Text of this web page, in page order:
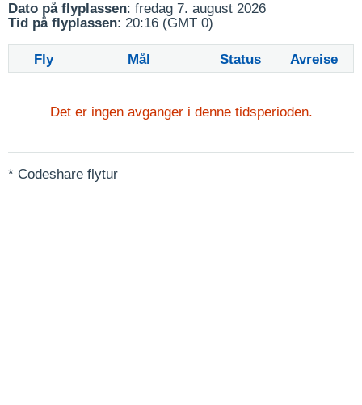
Dato på flyplassen: fredag 7. august 2026
Tid på flyplassen: 20:16 (GMT 0)
Fly Mål Status Avreise
Det er ingen avganger i denne tidsperioden.
* Codeshare flytur